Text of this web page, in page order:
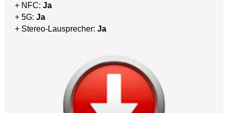
+ NFC: Ja
+ 5G: Ja
+ Stereo-Lausprecher: Ja